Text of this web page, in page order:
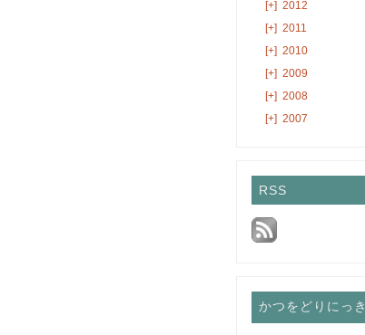
[+] 2012
[+] 2011
[+] 2010
[+] 2009
[+] 2008
[+] 2007
RSS
かつをどりにっき